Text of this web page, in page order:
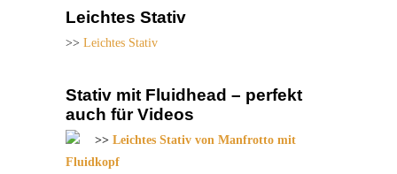
Leichtes Stativ
>> Leichtes Stativ
Stativ mit Fluidhead – perfekt
auch für Videos
>> Leichtes Stativ von Manfrotto mit
Fluidkopf